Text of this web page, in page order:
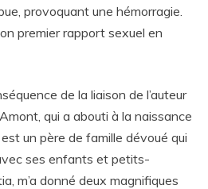
provoquant une hémorragie.
premier rapport sexuel en
de la liaison de l’auteur
qui a abouti à la naissance
un père de famille dévoué qui
ses enfants et petits-
m’a donné deux magnifiques